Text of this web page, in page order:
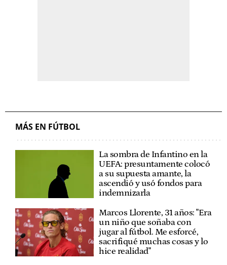
MÁS EN FÚTBOL
La sombra de Infantino en la
UEFA: presuntamente colocó
a su supuesta amante, la
ascendió y usó fondos para
indemnizarla
Marcos Llorente, 31 años: "Era
un niño que soñaba con
jugar al fútbol. Me esforcé,
sacrifiqué muchas cosas y lo
hice realidad"